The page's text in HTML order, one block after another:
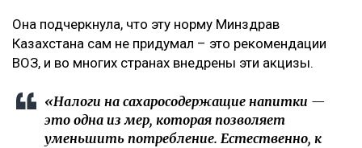
Она подчеркнула, что эту норму Минздрав
Казахстана сам не придумал – это рекомендации
ВОЗ, и во многих странах внедрены эти акцизы.
«Налоги на сахаросодержащие напитки —
это одна из мер, которая позволяет
уменьшить потребление. Естественно, к